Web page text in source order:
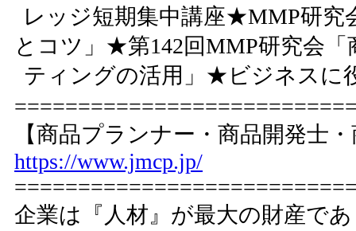
レッジ短期集中講座★MMP研究
とコツ」★第142回MMP研究会
ティングの活用」★ビジネスに
【商品プランナー・商品開発士
https://www.jmcp.jp/
企業は『人材』が最大の財産で